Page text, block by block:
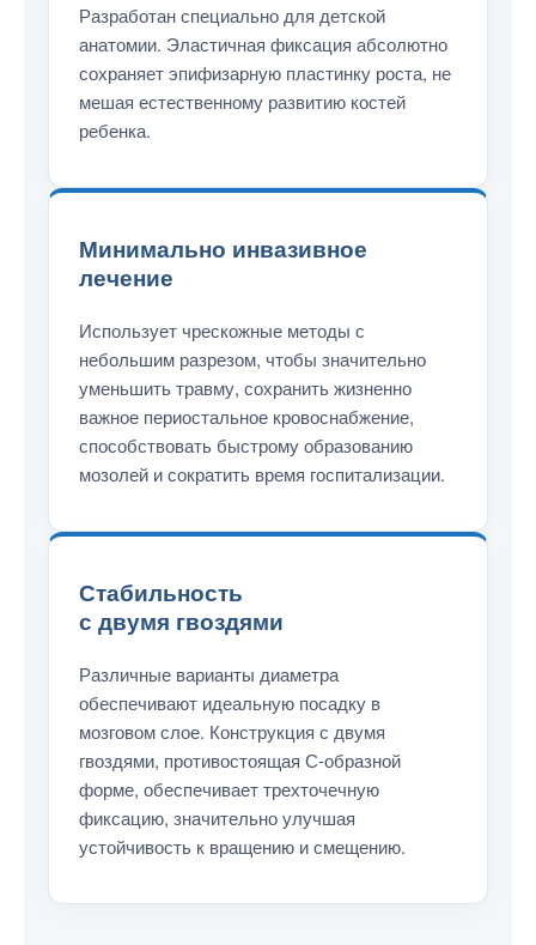
Разработан специально для детской
анатомии. Эластичная фиксация абсолютно
сохраняет эпифизарную пластинку роста, не
мешая естественному развитию костей
ребенка.
Минимально инвазивное
лечение
Использует чрескожные методы с
небольшим разрезом, чтобы значительно
уменьшить травму, сохранить жизненно
важное периостальное кровоснабжение,
способствовать быстрому образованию
мозолей и сократить время госпитализации.
Стабильность
с двумя гвоздями
Различные варианты диаметра
обеспечивают идеальную посадку в
мозговом слое. Конструкция с двумя
гвоздями, противостоящая С-образной
форме, обеспечивает трехточечную
фиксацию, значительно улучшая
устойчивость к вращению и смещению.